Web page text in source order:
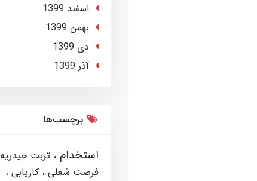
اسفند 1399
بهمن 1399
دی 1399
آذر 1399
برچسب‌ها
استخدام
تربت حیدریه
فرصت شغلی کاریابی